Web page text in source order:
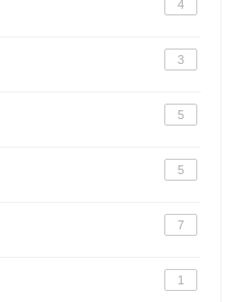
4
3
5
5
7
1